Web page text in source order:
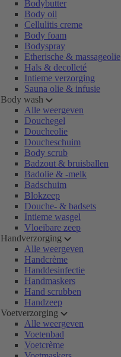
Bodybutter
Body oil
Cellulitis creme
Body foam
Bodyspray
Etherische & massageolie
Hals & decolleté
Intieme verzorging
Sauna olie & infusie
Body wash
Alle weergeven
Douchegel
Doucheolie
Doucheschuim
Body scrub
Badzout & bruisballen
Badolie & -melk
Badschuim
Blokzeep
Douche- & badsets
Intieme wasgel
Vloeibare zeep
Handverzorging
Alle weergeven
Handcrème
Handdesinfectie
Handmaskers
Hand scrubben
Handzeep
Voetverzorging
Alle weergeven
Voetenbad
Voetcrème